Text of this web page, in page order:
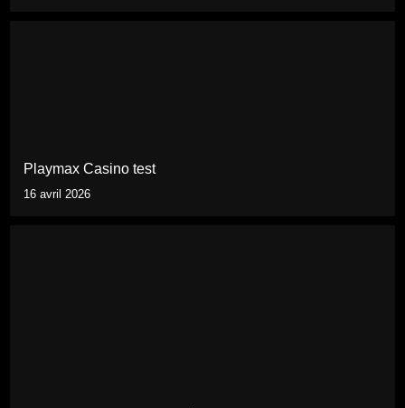
Playmax Casino test
16 avril 2026